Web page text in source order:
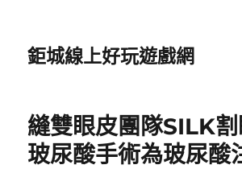
鉅城線上好玩遊戲網
縫雙眼皮團隊SILK
玻尿酸手術為玻尿酸